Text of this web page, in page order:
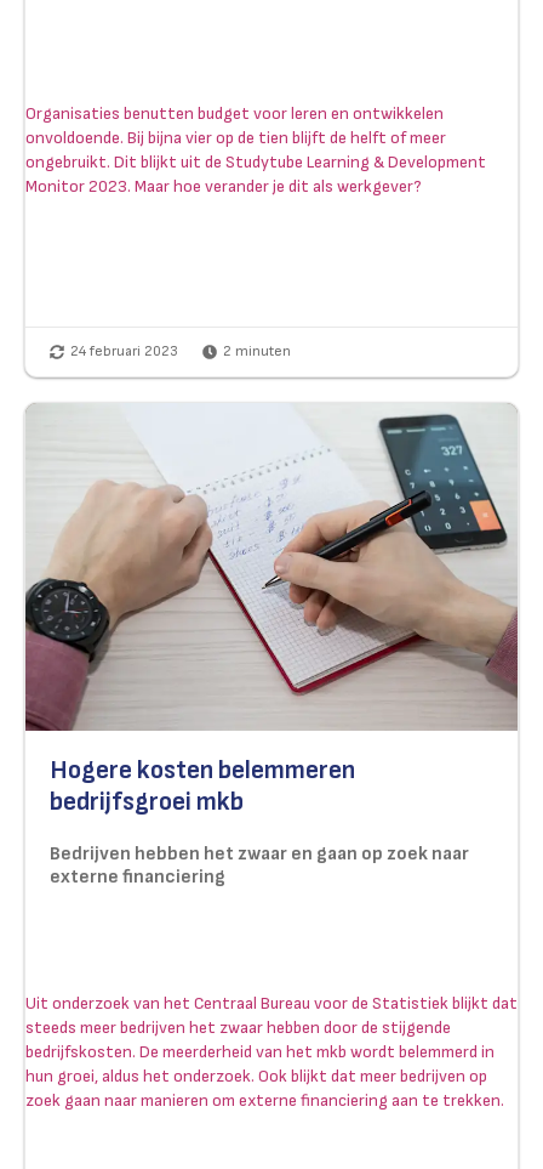
Organisaties benutten budget voor leren en ontwikkelen
onvoldoende. Bij bijna vier op de tien blijft de helft of meer
ongebruikt. Dit blijkt uit de Studytube Learning & Development
Monitor 2023. Maar hoe verander je dit als werkgever?
24 februari 2023 2 minuten
Hogere kosten belemmeren
bedrijfsgroei mkb
Bedrijven hebben het zwaar en gaan op zoek naar
externe financiering
Uit onderzoek van het Centraal Bureau voor de Statistiek blijkt dat
steeds meer bedrijven het zwaar hebben door de stijgende
bedrijfskosten. De meerderheid van het mkb wordt belemmerd in
hun groei, aldus het onderzoek. Ook blijkt dat meer bedrijven op
zoek gaan naar manieren om externe financiering aan te trekken.